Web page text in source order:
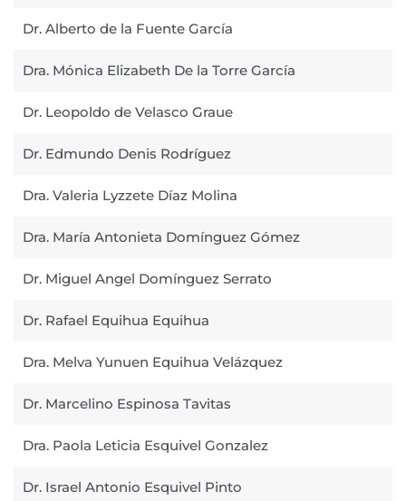
Dr. Alberto de la Fuente García
Dra. Mónica Elizabeth De la Torre García
Dr. Leopoldo de Velasco Graue
Dr. Edmundo Denis Rodríguez
Dra. Valeria Lyzzete Díaz Molina
Dra. María Antonieta Domínguez Gómez
Dr. Miguel Angel Domínguez Serrato
Dr. Rafael Equihua Equihua
Dra. Melva Yunuen Equihua Velázquez
Dr. Marcelino Espinosa Tavitas
Dra. Paola Leticia Esquivel Gonzalez
Dr. Israel Antonio Esquivel Pinto